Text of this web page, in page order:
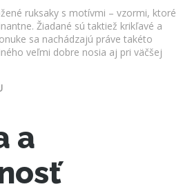
ruksaky s motívmi – vzormi, ktoré
Žiadané sú taktiež krikľavé a
sa nachádzajú práve takéto
veľmi dobre nosia aj pri väčšej
a